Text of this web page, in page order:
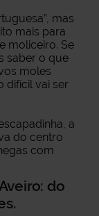
mas
mais para
moliceiro. Se
saber o que
moles
difícil vai ser
a
do centro
com
do